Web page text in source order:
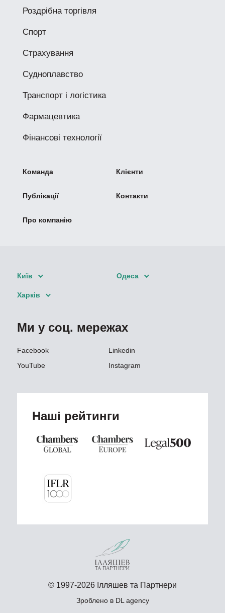
Роздрібна торгівля
Спорт
Страхування
Судноплавство
Транспорт і логістика
Фармацевтика
Фінансові технології
Команда Клієнти
Публікації Контакти
Про компанію
Київ Одеса
Харків
Ми у соц. мережах
Facebook
Linkedin
YouTube
Instagram
Наші рейтинги
© 1997-2026 Ілляшев та Партнери
Зроблено в DL agency